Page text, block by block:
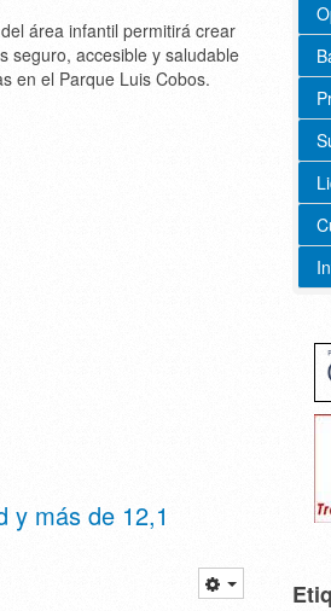
área infantil permitirá crear
seguro, accesible y saludable
en el Parque Luis Cobos.
y más de 12,1